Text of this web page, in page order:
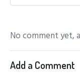
No comment yet,
Add a Comment